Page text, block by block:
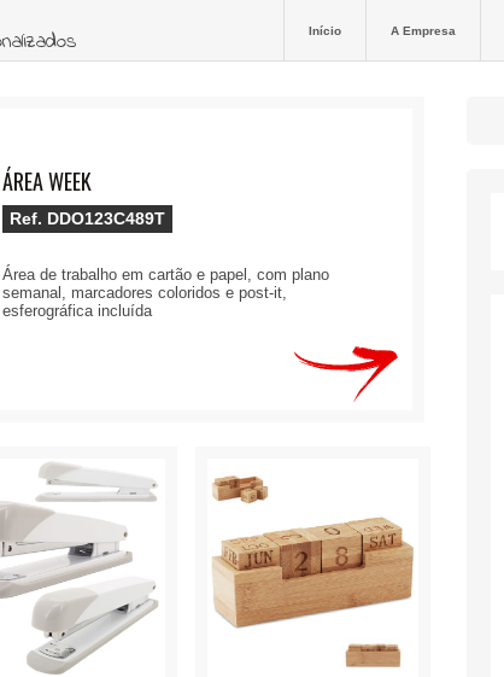
Início A Empresa
ÁREA WEEK
Área de trabalho em cartão e papel, com plano
semanal, marcadores coloridos e post-it,
esferográfica incluída
Ref. DDO123C489T